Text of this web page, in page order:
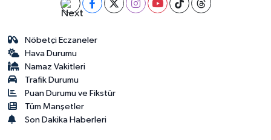
Nöbetçi Eczaneler
Hava Durumu
Namaz Vakitleri
Trafik Durumu
Puan Durumu ve Fikstür
Tüm Manşetler
Son Dakika Haberleri